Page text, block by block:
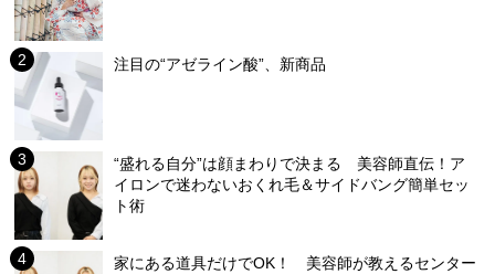
注目の“アゼライン酸”、新商品
“盛れる自分”は顔まわりで決まる 美容師直伝！ア
イロンで迷わないおくれ毛＆サイドバング簡単セッ
ト術
家にある道具だけでOK！ 美容師が教えるセンター